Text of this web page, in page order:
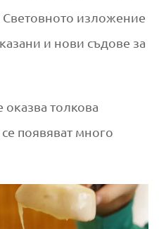
Световното изложение
и нови съдове за
толкова
появяват много